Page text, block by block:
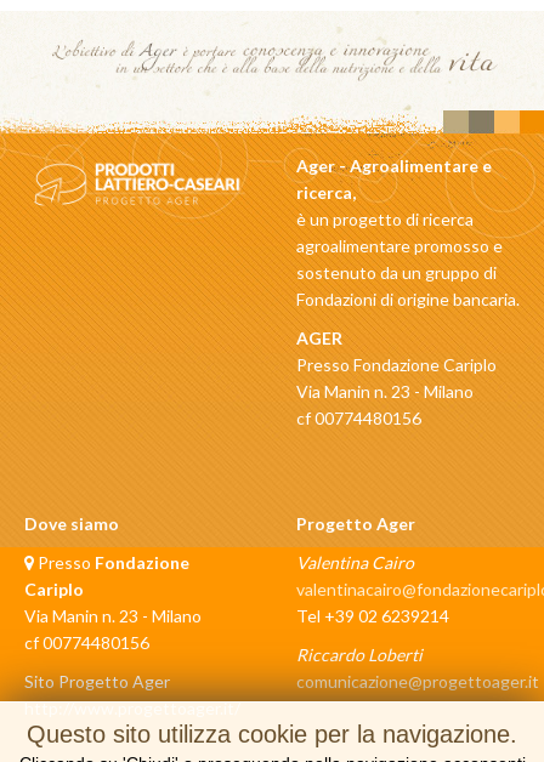
Questo sito utilizza cookie per la navigazione.
Ager - Agroalimentare e
ricerca,
è un progetto di ricerca
agroalimentare promosso e
sostenuto da un gruppo di
Fondazioni di origine bancaria.
AGER
Presso Fondazione Cariplo
Via Manin n. 23 - Milano
cf 00774480156
Dove siamo
Presso Fondazione
Cariplo
Via Manin n. 23 - Milano
cf 00774480156
Sito Progetto Ager
http://www.progettoager.it/
Progetto Ager
Valentina Cairo
Tel +39 02 6239214
Riccardo Loberti
comunicazione@progettoager.it